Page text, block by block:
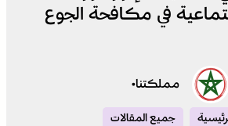
في مكافحة الجوع
مملكتنا•
جميع المقالات